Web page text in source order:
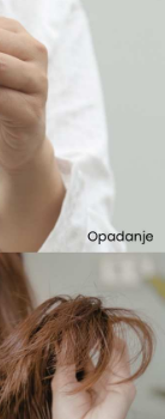
Glyceryl